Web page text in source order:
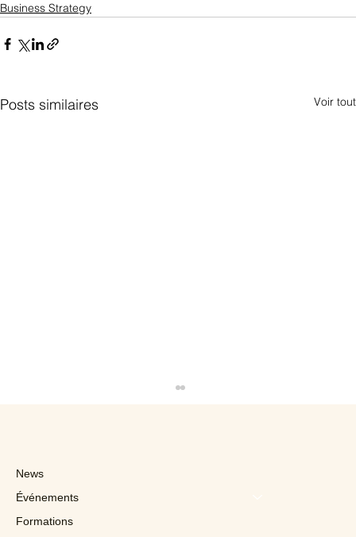
Business Strategy
Posts similaires Voir tout
News
Événements
Formations